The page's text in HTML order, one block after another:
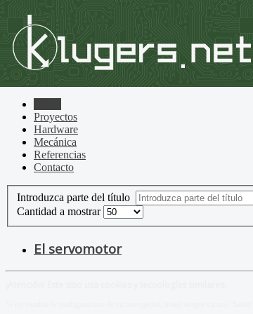
Proyectos
Hardware
Mecánica
Referencias
Contacto
Introduzca parte del título
Cantidad a mostrar
El servomotor